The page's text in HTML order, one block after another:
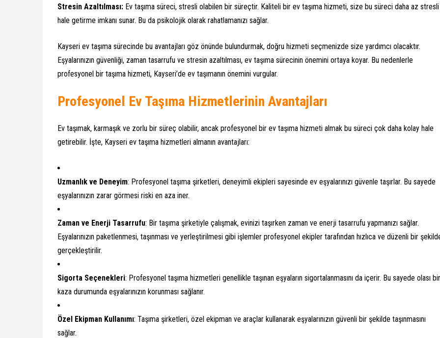
Stresin Azaltılması: Ev taşıma süreci, stresli olabilen bir süreçtir. Kaliteli bir ev taşıma hizmeti, size bu süreci daha az stresli
hale getirme imkanı sunar. Bu da psikolojik olarak rahatlamanızı sağlar.
Kayseri ev taşıma sürecinde bu avantajları göz önünde bulundurmak, doğru hizmeti seçmenizde size yardımcı olacaktır.
Eşyalarınızın güvenliği, zaman tasarrufu ve stresin azaltılması, ev taşıma sürecinin önemini ortaya koyar. Bu nedenlerle
profesyonel bir taşıma hizmeti, Kayseri’de ev taşımanın önemini vurgular.
Profesyonel Ev Taşıma Hizmetlerinin Avantajları
Ev taşımak, karmaşık ve zorlu bir süreç olabilir, ancak profesyonel bir ev taşıma hizmeti almak bu süreci çok daha kolay hale
getirebilir. İşte, Kayseri ev taşıma hizmetleri almanın avantajları:
Uzmanlık ve Deneyim: Profesyonel taşıma şirketleri, deneyimli ekipleri sayesinde ev eşyalarınızı güvenle taşırlar. Bu sayede
eşyalarınızın zarar görmesi riski en aza iner.
Zaman ve Enerji Tasarrufu: Bir taşıma şirketiyle çalışmak, evinizi taşırken zaman ve enerji tasarrufu yapmanızı sağlar.
Eşyalarınızın paketlenmesi, taşınması ve yerleştirilmesi gibi işlemler profesyonel ekipler tarafından hızlıca ve düzenli bir
gerçekleştirilir.
Sigorta Seçenekleri: Profesyonel taşıma hizmetleri genellikle taşınan eşyaların sigortalanmasını da içerir. Bu sayede olası bir
kaza durumunda eşyalarınızın korunması sağlanır.
Özel Ekipman Kullanımı: Taşıma şirketleri, özel ekipman ve araçlar kullanarak eşyalarınızın güvenli bir şekilde taşınmasını
sağlar.